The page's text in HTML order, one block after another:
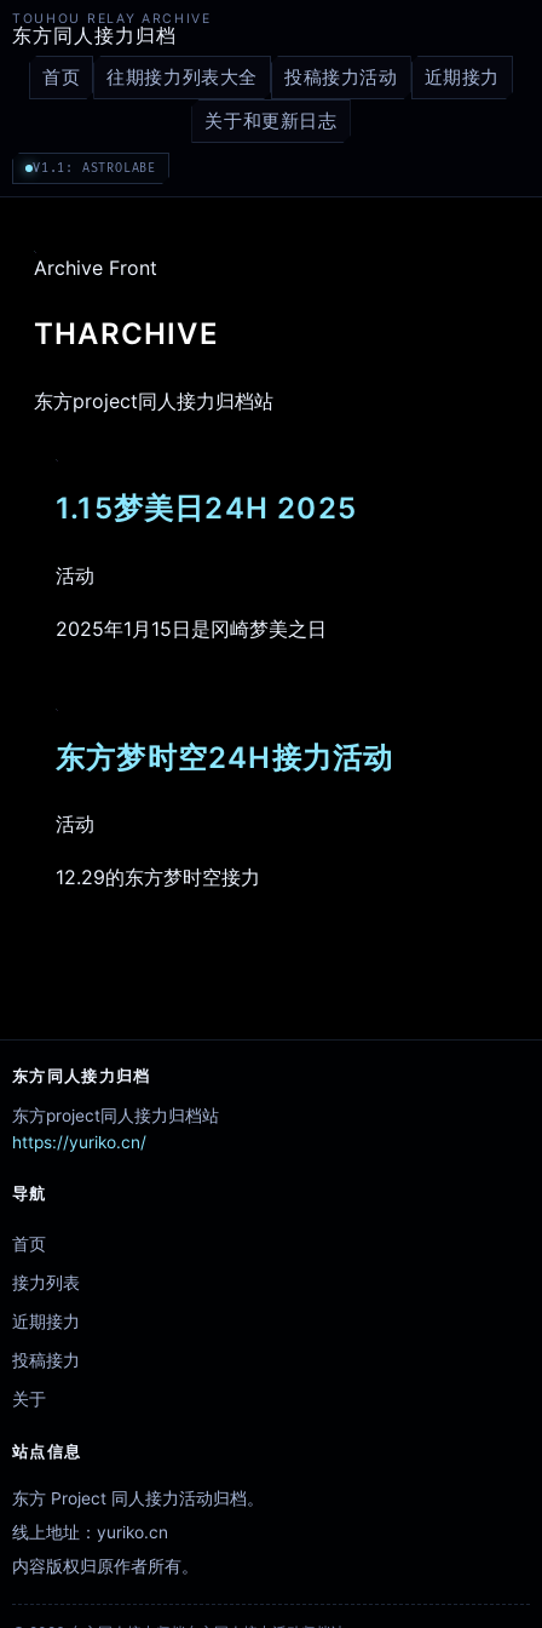
TOUHOU RELAY ARCHIVE
东方同人接力归档
首页 往期接力列表大全 投稿接力活动
近期接力
关于和更新日志
V1.1: ASTROLABE
Archive Front
THARCHIVE
东方project同人接力归档站
1.15梦美日24H 2025
活动
2025年1月15日是冈崎梦美之日
东方梦时空24H接力活动
活动
12.29的东方梦时空接力
东方同人接力归档
东方project同人接力归档站
https://yuriko.cn/
导航
首页
接力列表
近期接力
投稿接力
关于
站点信息
东方 Project 同人接力活动归档。
线上地址：yuriko.cn
内容版权归原作者所有。